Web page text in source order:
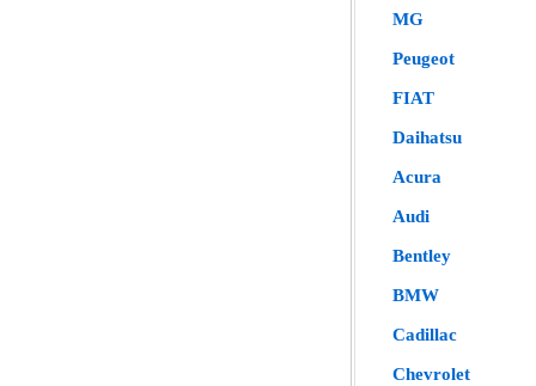
MG
Peugeot
FIAT
Daihatsu
Acura
Audi
Bentley
BMW
Cadillac
Chevrolet